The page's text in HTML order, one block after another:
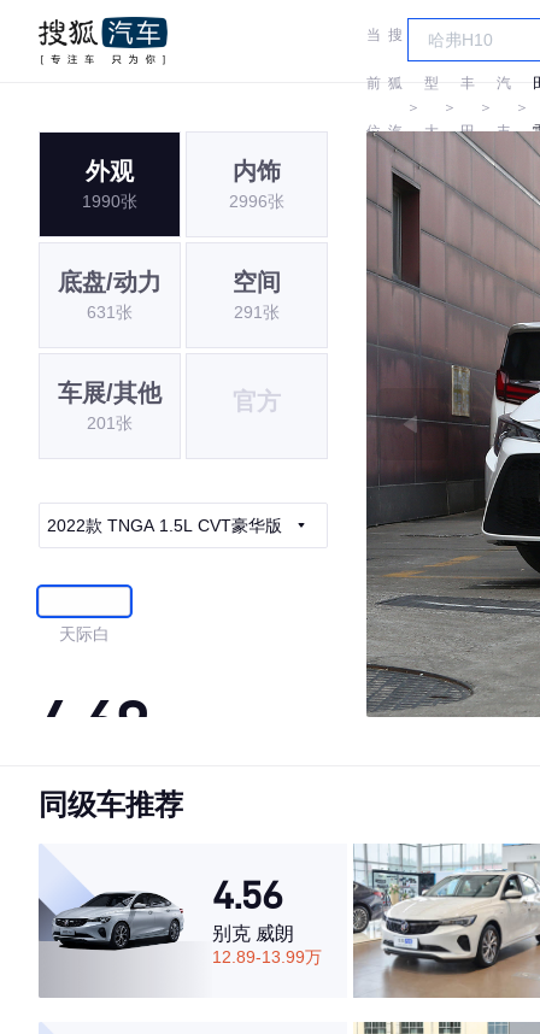
当
前
位
搜
狐
汽
车
＞
车
型
大
全
＞
丰
田
＞
汽
丰
田
＞
外观
1990张
内饰
2996张
底盘/动力
631张
空间
291张
车展/其他
201张
官方
2022款 TNGA 1.5L CVT豪华版
天际白
4.69
·外观表现较为优秀，优于68%同级车
·空间表现较为优秀，优于60%同级车
同级车推荐
4.56
别克 威朗
12.89-13.99万